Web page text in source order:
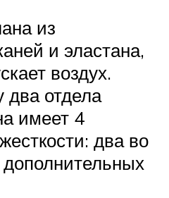
из
и эластана,
воздух.
два отдела
имеет 4
два во